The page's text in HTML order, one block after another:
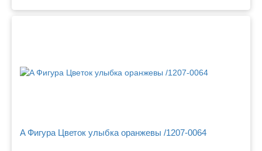
A Фигура Цветок улыбка оранжевы /1207-0064